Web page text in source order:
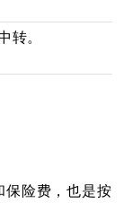
。
险费，也是按